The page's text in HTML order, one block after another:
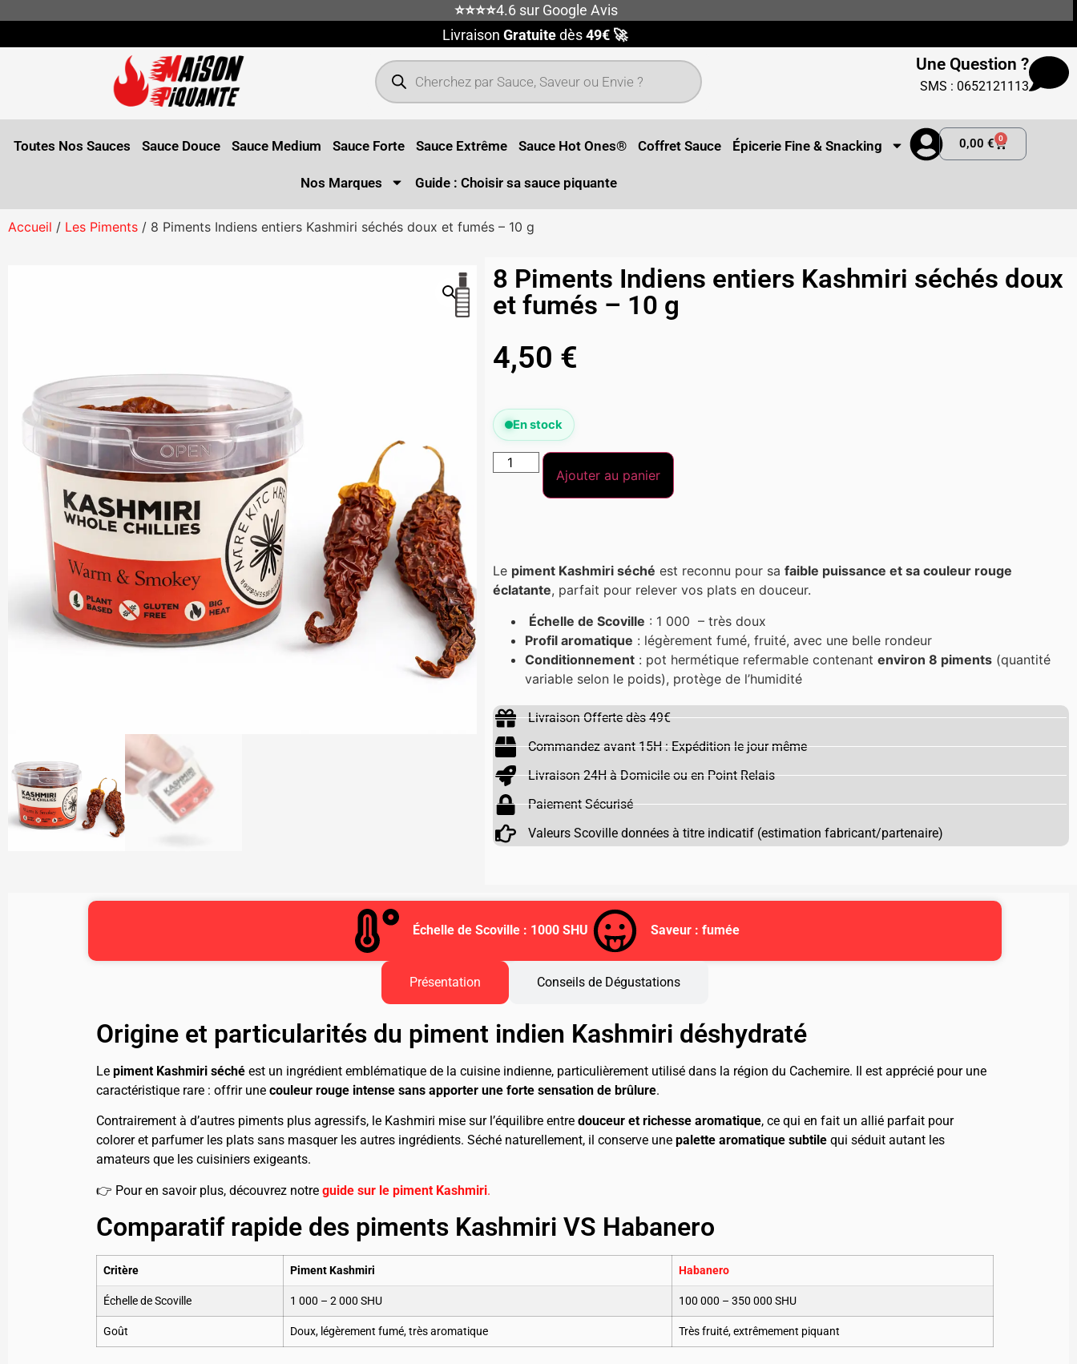
⭐⭐⭐⭐4.6 sur Google Avis
Livraison Gratuitedès49€ 🚀
Une Question ?
SMS : 0652121113
Toutes Nos Sauces Sauce Douce Sauce Medium Sauce Forte Sauce Extrême Sauce Hot Ones® Coffret Sauce Épicerie Fine & Snacking
Nos Marques Guide : Choisir sa sauce piquante
0,00€ 0
Accueil / Les Piments / 8 Piments Indiens entiers Kashmiri séchés doux et fumés – 10 g
8 Piments Indiens entiers Kashmiri séchés doux
et fumés – 10 g
4,50 €
En stock
Ajouter au panier
Le piment Kashmiri séché est reconnu pour sa faible puissance et sa couleur rouge
éclatante, parfait pour relever vos plats en douceur.
Échelle de Scoville : 1 000 – très doux
Profil aromatique : légèrement fumé, fruité, avec une belle rondeur
Conditionnement: pot hermétique refermable contenant environ 8 piments(quantité
variable selon le poids), protège de l’humidité
Livraison Offerte dès 49€
Commandez avant 15H : Expédition le jour même
Livraison 24H à Domicile ou en Point Relais
Paiement Sécurisé
Valeurs Scoville données à titre indicatif (estimation fabricant/partenaire)
Échelle de Scoville : 1000 SHU Saveur : fumée
Présentation Conseils de Dégustations
Origine et particularités du piment indien Kashmiri déshydraté
Le piment Kashmiri séchéest un ingrédient emblématique de la cuisine indienne, particulièrement utilisé dans la région du Cachemire. Il est apprécié pour une
caractéristique rare : offrir une couleur rouge intense sans apporter une forte sensation de brûlure.
Contrairement à d’autres piments plus agressifs, le Kashmiri mise sur l’équilibre entre douceur et richesse aromatique, ce qui en fait un allié parfait pour
colorer et parfumer les plats sans masquer les autres ingrédients. Séché naturellement, il conserve une palette aromatique subtilequi séduit autant les
amateurs que les cuisiniers exigeants.
👉 Pour en savoir plus, découvrez notre guide sur le piment Kashmiri.
Comparatif rapide des piments Kashmiri VS Habanero
Critère Piment Kashmiri Habanero
Échelle de Scoville 1 000 – 2 000 SHU 100 000 – 350 000 SHU
Goût Doux, légèrement fumé, très aromatique Très fruité, extrêmement piquant